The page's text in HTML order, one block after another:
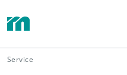
Service